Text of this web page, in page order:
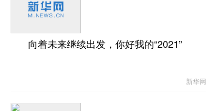
向着未来继续出发，你好我的“2021”
新华网